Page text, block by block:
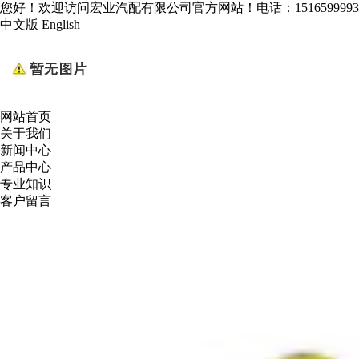
您好！欢迎访问宏业汽配有限公司官方网站！电话：
中文版 English
网站首页
关于我们
新闻中心
产品中心
专业知识
客户留言